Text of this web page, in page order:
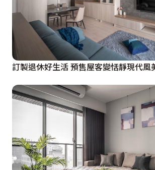
訂製退休好生活 預售屋客變恬靜現代